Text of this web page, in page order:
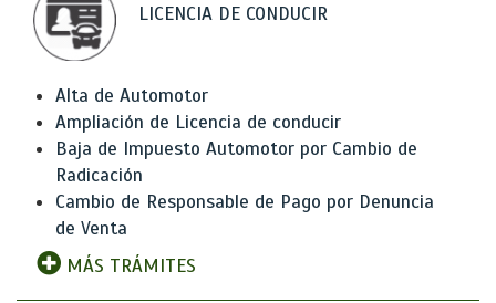
LICENCIA DE CONDUCIR
Alta de Automotor
Ampliación de Licencia de conducir
Baja de Impuesto Automotor por Cambio de
Radicación
Cambio de Responsable de Pago por Denuncia
de Venta
MÁS TRÁMITES